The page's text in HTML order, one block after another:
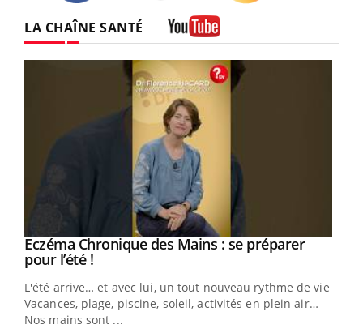
LA CHAÎNE SANTÉ
Youtube
Eczéma Chronique des Mains : se préparer
pour l’été !Youtube
L'été arrive… et avec lui, un tout nouveau rythme de vie !
Vacances, plage, piscine, soleil, activités en plein air…
Nos mains sont ...